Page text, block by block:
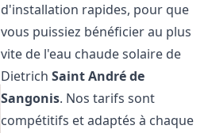
d'installation rapides, pour que
vous puissiez bénéficier au plus
vite de l'eau chaude solaire de
DietrichSaint André de
Sangonis. Nos tarifs sont
compétitifs et adaptés à chaque